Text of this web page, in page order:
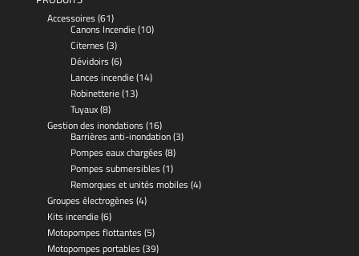
Accessoires (61)
Canons Incendie(10)
Citernes (3)
Dévidoirs (6)
Lances incendie(14)
Robinetterie(13)
Tuyaux(8)
Gestion des inondations (16)
Barrières anti-inondation(3)
Pompes eaux chargées (8)
Pompes submersibles (1)
Remorques et unités mobiles (4)
Groupes électrogènes (4)
Kits incendie(6)
Motopompes flottantes (5)
Motopompes portables (39)